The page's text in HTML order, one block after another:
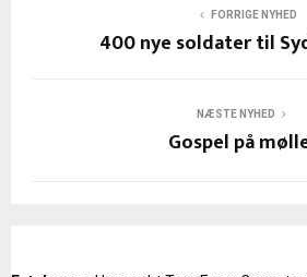
FORRIGE NYHED
400 nye soldater til
NÆSTE NYHED
Gospel på